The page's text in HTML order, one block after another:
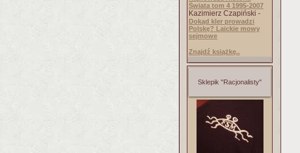
Świata tom 4 1995-2007
Kazimierz Czapiński -
Dokąd kler prowadzi
Polskę? Laickie mowy
sejmowe
Znajdź książkę..
Sklepik "Racjonalisty"